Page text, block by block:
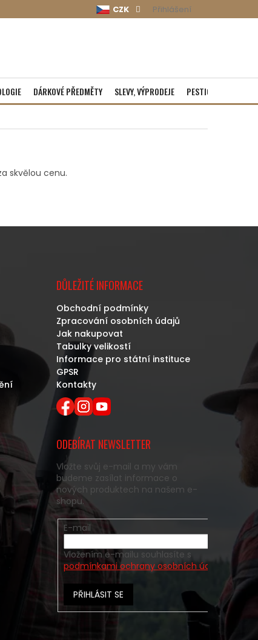
CZK Přihlášení
DÁRKOVÉ PŘEDMĚTY SLEVY, VÝPRODEJE PESTICIDY
skvělou cenu.
DŮLEŽITÉ INFORMACE
Obchodní podmínky
Zpracování osobních údajů
Jak nakupovat
Tabulky velikostí
Informace pro státní instituce
GPSR
Kontakty
ODEBÍRAT NEWSLETTER
Vložte svůj e-mail a my vám
budeme zasílat informace o
nových produktech na našem e-
shopu.
E-mail
Vložením e-mailu souhlasíte s
podmínkami ochrany osobních údajů
PŘIHLÁSIT SE